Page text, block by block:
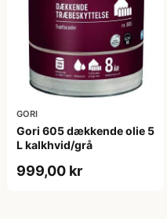
GORI
Gori 605 dækkende olie 5
L kalkhvid/grå
999,00 kr